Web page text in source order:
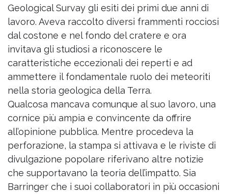
Geological Survay gli esiti dei primi due anni di
lavoro. Aveva raccolto diversi frammenti rocciosi
dal costone e nel fondo del cratere e ora
invitava gli studiosi a riconoscere le
caratteristiche eccezionali dei reperti e ad
ammettere il fondamentale ruolo dei meteoriti
nella storia geologica della Terra.
Qualcosa mancava comunque al suo lavoro, una
cornice più ampia e convincente da offrire
all’opinione pubblica. Mentre procedeva la
perforazione, la stampa si attivava e le riviste di
divulgazione popolare riferivano altre notizie
che supportavano la teoria dell’impatto. Sia
Barringer che i suoi collaboratori in più occasioni